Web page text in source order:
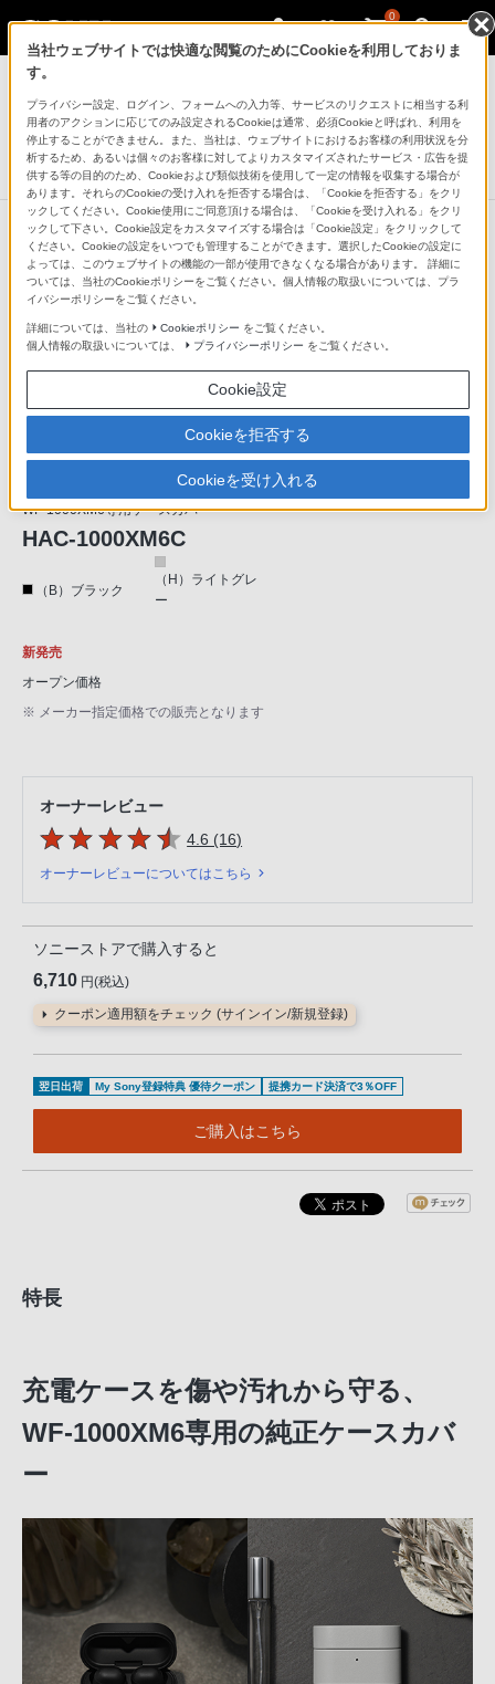
0
ヘッドホン
WF-1000XM6専用ケースカバー
HAC-1000XM6C
NEW 新発売
WF-1000XM6専用ケースカバー
HAC-1000XM6C
（B）ブラック
（H）ライトグレ
ー
新発売
オープン価格
※ メーカー指定価格での販売となります
オーナーレビュー
5つの星のうち
4.6 (16件のレビュー
)
オーナーレビューについてはこちら
ソニーストアで購入すると
6,710 円(税込)
クーポン適用額をチェック (サインイン/新規登録)
翌日出荷 My Sony登録特典 優待クーポン 提携カード決済で3％OFF
ご購入はこちら
特長
充電ケースを傷や汚れから守る、
WF-1000XM6専用の純正ケースカバ
ー
当社ウェブサイトでは快適な閲覧のためにCookieを利用しておりま
す。
プライバシー設定、ログイン、フォームへの入力等、サービスのリクエストに相当する利
用者のアクションに応じてのみ設定されるCookieは通常、必須Cookieと呼ばれ、利用を
停止することができません。また、当社は、ウェブサイトにおけるお客様の利用状況を分
析するため、あるいは個々のお客様に対してよりカスタマイズされたサービス・広告を提
供する等の目的のため、Cookieおよび類似技術を使用して一定の情報を収集する場合が
あります。それらのCookieの受け入れを拒否する場合は、「Cookieを拒否する」をクリ
ックしてください。Cookie使用にご同意頂ける場合は、「Cookieを受け入れる」をクリ
ックして下さい。Cookie設定をカスタマイズする場合は「Cookie設定」をクリックして
ください。Cookieの設定をいつでも管理することができます。選択したCookieの設定に
よっては、このウェブサイトの機能の一部が使用できなくなる場合があります。 詳細に
ついては、当社のCookieポリシーをご覧ください。個人情報の取扱いについては、プラ
イバシーポリシーをご覧ください。
詳細については、当社の Cookieポリシー をご覧ください。
個人情報の取扱いについては、
プライバシーポリシー をご覧ください。
Cookie設定
Cookieを拒否する
Cookieを受け入れる